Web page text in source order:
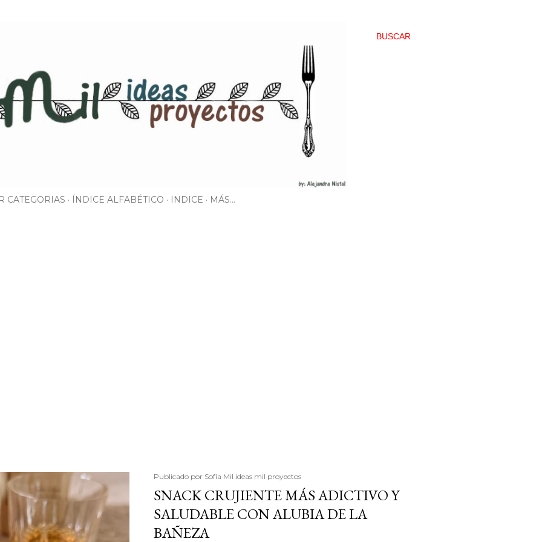
BUSCAR
CATEGORIAS ÍNDICE ALFABÉTICO INDICE MÁS…
Publicado por Sofía Mil ideas mil proyectos
SNACK CRUJIENTE MÁS ADICTIVO Y
SALUDABLE CON ALUBIA DE LA
BAÑEZA